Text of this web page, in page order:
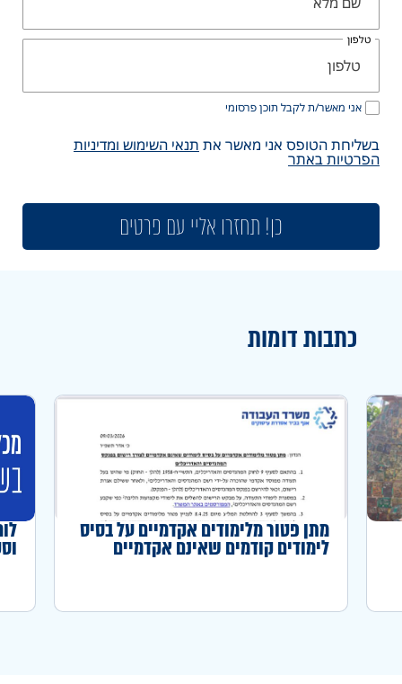
טלפון
אני מאשר/ת לקבל תוכן פרסומי
בשליחת הטופס אני מאשר את תנאי השימוש ומדיניות
הפרטיות באתר
כן! תחזרו אליי עם פרטים
כתבות דומות
מתן פטור מלימודים אקדמיים על בסיס
לימודים קודמים שאינם אקדמיים
לצורך רישום בפנקס המהנדסים